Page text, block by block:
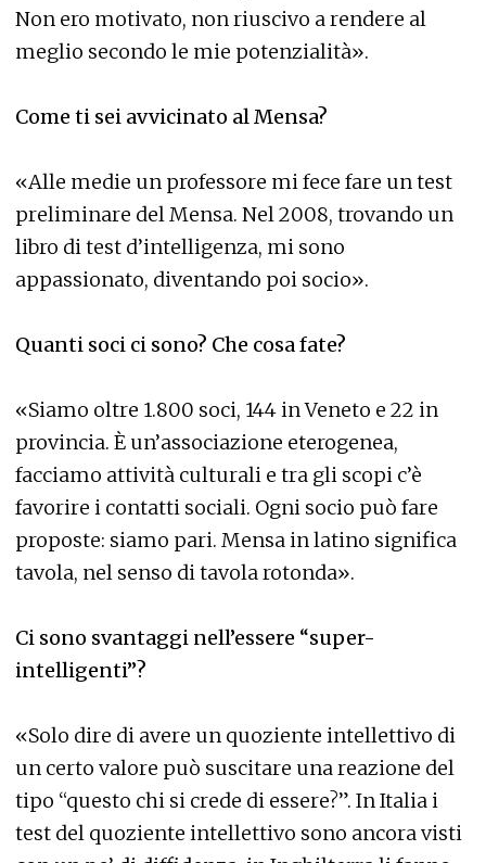
Non ero motivato, non riuscivo a rendere al
meglio secondo le mie potenzialità».
Come ti sei avvicinato al Mensa?
«Alle medie un professore mi fece fare un test
preliminare del Mensa. Nel 2008, trovando un
libro di test d’intelligenza, mi sono
appassionato, diventando poi socio».
Quanti soci ci sono? Che cosa fate?
«Siamo oltre 1.800 soci, 144 in Veneto e 22 in
provincia. È un’associazione eterogenea,
facciamo attività culturali e tra gli scopi c’è
favorire i contatti sociali. Ogni socio può fare
proposte: siamo pari. Mensa in latino significa
tavola, nel senso di tavola rotonda».
Ci sono svantaggi nell’essere “super-
intelligenti”?
«Solo dire di avere un quoziente intellettivo di
un certo valore può suscitare una reazione del
tipo “questo chi si crede di essere?”. In Italia i
test del quoziente intellettivo sono ancora visti